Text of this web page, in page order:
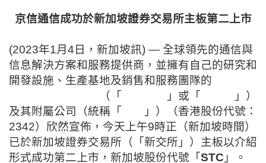
京信通信成功於新加坡證券交易所主板第二上市
(2023年1月 4 日，新加坡訊) — 全球領先的通信與
信息解決方案和服務提供商，並擁有自己的研究和
開發設施、生產基地及銷售和服務團隊的
（「 」或「
」）
及其附屬公司（統稱「
」）（香港股份代號：
2342）欣然宣佈，今天上午9時正（新加坡時間）
已於新加坡證券交易所（「新交所」）主板以介紹
形式成功第二上市，新加坡股份代號「 STC 」。